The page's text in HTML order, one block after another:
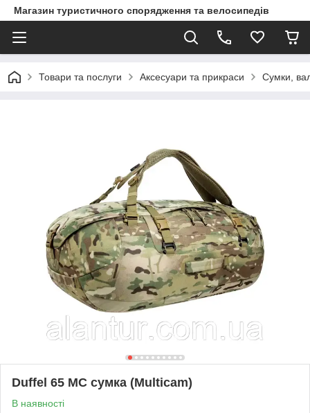
Магазин туристичного спорядження та велосипедів
Товари та послуги Аксесуари та прикраси Сумки,
Duffel 65 MC сумка (Multicam)
В наявності